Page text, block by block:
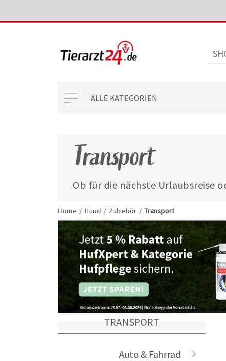
ALLE KATEGORIEN
Home / Hund / Zubehör / Transport
TRANSPORT
Auto & Fahrrad
Transport
Ob für die nächste Urlaubsreise
große Hunde.